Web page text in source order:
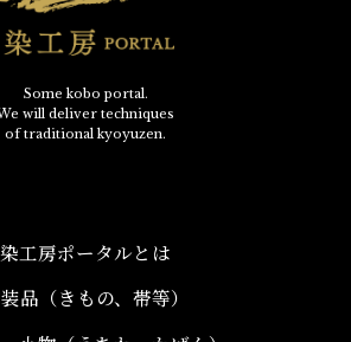
Some kobo portal.
will deliver techniques
of traditional kyoyuzen.
染工房ポータルとは
品（きもの、帯等）​